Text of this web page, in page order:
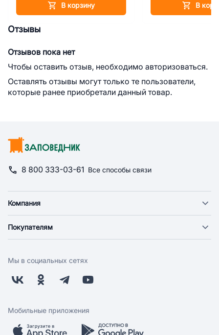
В корзину В
Отзывы
Отзывов пока нет
Чтобы оставить отзыв, необходимо авторизоваться.
Оставлять отзывы могут только те пользователи,
которые ранее приобретали данный товар.
8 800 333-03-61 Все способы связи
Компания
Новости
Поставщикам
Заводчикам
Обратная связь
Покупателям
Оплата
Бонусная программа
Скидки и акции
Мобильное приложение
Мы в социальных сетях
Мобильные приложения